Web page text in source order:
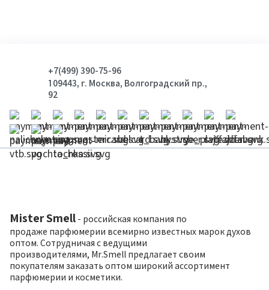
+7(499) 390-75-96
109443, г. Москва, Волгоградский пр.,
92
Mister Smell - российская компания по
продаже парфюмерии всемирно известных марок духов
оптом. Сотрудничая с ведущими
производителями, Mr.Smell предлагает своим
покупателям заказать оптом широкий ассортимент
парфюмерии и косметики.